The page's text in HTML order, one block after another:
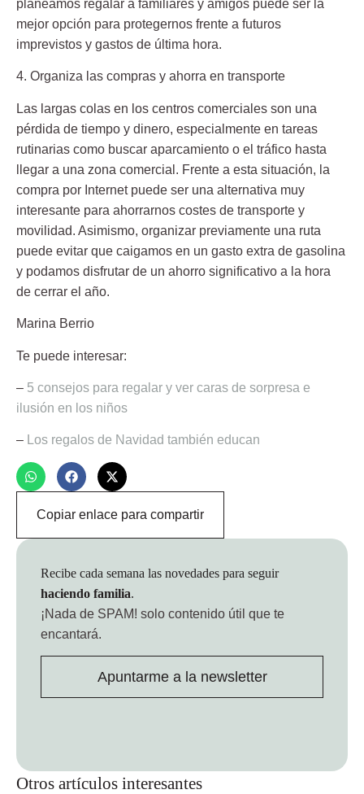
planeamos regalar a familiares y amigos puede ser la
mejor opción para protegernos frente a futuros
imprevistos y gastos de última hora.
4. Organiza las compras y ahorra en transporte
Las largas colas en los centros comerciales son una
pérdida de tiempo y dinero, especialmente en tareas
rutinarias como buscar aparcamiento o el tráfico hasta
llegar a una zona comercial. Frente a esta situación, la
compra por Internet puede ser una alternativa muy
interesante para ahorrarnos costes de transporte y
movilidad. Asimismo, organizar previamente una ruta
puede evitar que caigamos en un gasto extra de gasolina
y podamos disfrutar de un ahorro significativo a la hora
de cerrar el año.
Marina Berrio
Te puede interesar:
– 5 consejos para regalar y ver caras de sorpresa e
ilusión en los niños
– Los regalos de Navidad también educan
Copiar enlace para compartir
Otros artículos interesantes
Recibe cada semana las novedades para seguir
haciendo familia.
¡Nada de SPAM! solo contenido útil que te
encantará.
Apuntarme a la newsletter